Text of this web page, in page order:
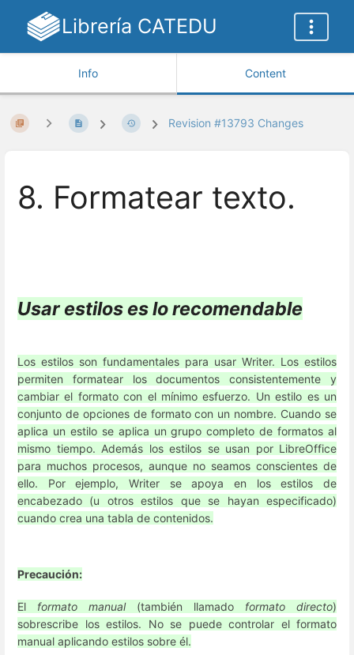
Librería CATEDU
Info Content
Revision #13793 Changes
8. Formatear texto.
Usar estilos es lo recomendable
Los estilos son fundamentales para usar Writer. Los estilos
permiten formatear los documentos consistentemente y
cambiar el formato con el mínimo esfuerzo. Un estilo es un
conjunto de opciones de formato con un nombre. Cuando se
aplica un estilo se aplica un grupo completo de formatos al
mismo tiempo. Además los estilos se usan por LibreOffice
para muchos procesos, aunque no seamos conscientes de
ello. Por ejemplo, Writer se apoya en los estilos de
encabezado (u otros estilos que se hayan especificado)
cuando crea una tabla de contenidos.
Precaución:
El formato manual (también llamado formato directo)
sobrescribe los estilos. No se puede controlar el formato
manual aplicando estilos sobre él.